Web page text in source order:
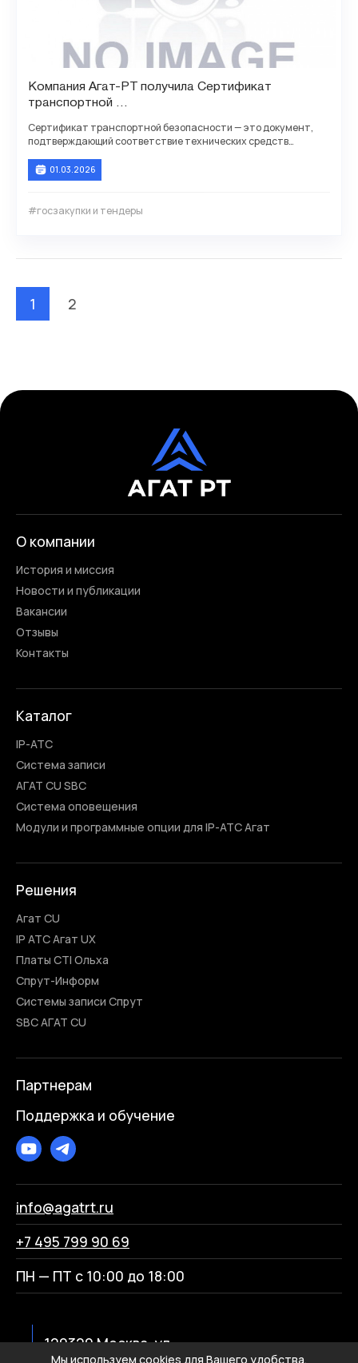
Компания Агат-РТ получила Сертификат
транспортной
Сертификат транспортной безопасности — это документ,
подтверждающий соответствие технических средств
01.03.2026
#госзакупки и тендеры
1 2
О компании
История и миссия
Новости и публикации
Вакансии
Отзывы
Контакты
Каталог
IP-АТС
Система записи
AГАТ CU SBC
Система оповещения
Модули и программные опции для IP-АТС Агат
Решения
Агат CU
IP АТС Агат UX
Платы CTI Ольха
Спрут-Информ
Системы записи Спрут
SBC АГАТ CU
Партнерам
Поддержка и обучение
info@agatrt.ru
+7 495 799 90 69
ПН — ПТ с 10:00 до 18:00
129329 Москва, ул.
Мы используем cookies для Вашего удобства.